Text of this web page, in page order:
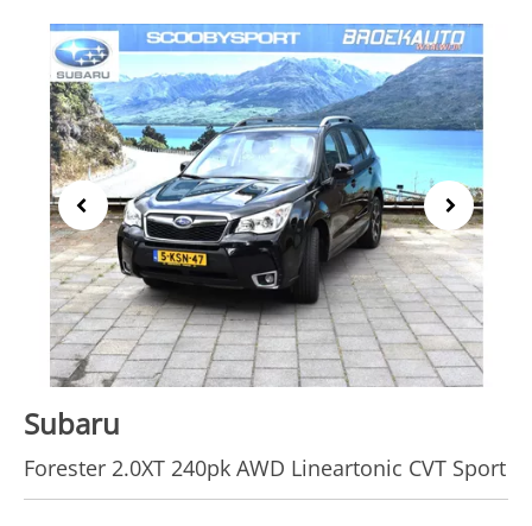
Previous Next
Subaru
Forester 2.0XT 240pk AWD Lineartonic CVT Sport